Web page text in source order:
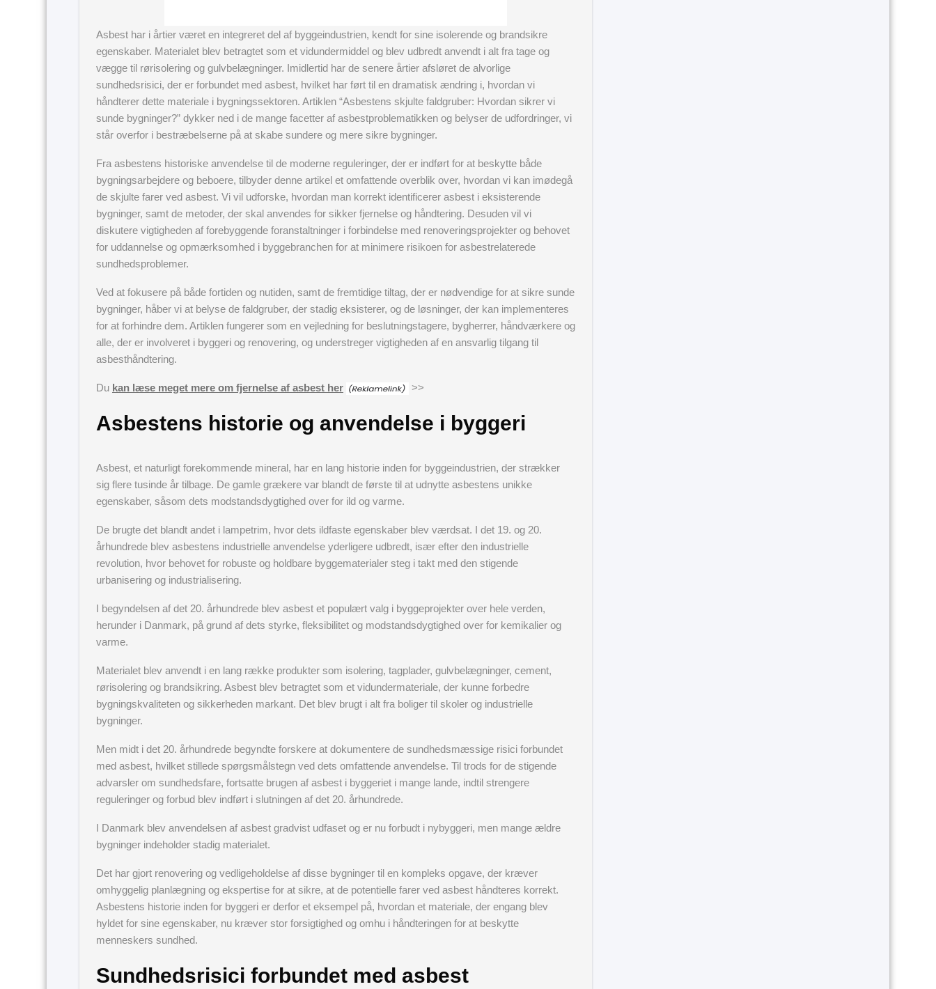
Asbest har i årtier været en integreret del af byggeindustrien, kendt for sine isolerende og brandsikre
egenskaber. Materialet blev betragtet som et vidundermiddel og blev udbredt anvendt i alt fra tage og
vægge til rørisolering og gulvbelægninger. Imidlertid har de senere årtier afsløret de alvorlige
sundhedsrisici, der er forbundet med asbest, hvilket har ført til en dramatisk ændring i, hvordan vi
håndterer dette materiale i bygningssektoren. Artiklen “Asbestens skjulte faldgruber: Hvordan sikrer vi
sunde bygninger?” dykker ned i de mange facetter af asbestproblematikken og belyser de udfordringer, vi
står overfor i bestræbelserne på at skabe sundere og mere sikre bygninger.
Fra asbestens historiske anvendelse til de moderne reguleringer, der er indført for at beskytte både
bygningsarbejdere og beboere, tilbyder denne artikel et omfattende overblik over, hvordan vi kan imødegå
de skjulte farer ved asbest. Vi vil udforske, hvordan man korrekt identificerer asbest i eksisterende
bygninger, samt de metoder, der skal anvendes for sikker fjernelse og håndtering. Desuden vil vi
diskutere vigtigheden af forebyggende foranstaltninger i forbindelse med renoveringsprojekter og behovet
for uddannelse og opmærksomhed i byggebranchen for at minimere risikoen for asbestrelaterede
sundhedsproblemer.
Ved at fokusere på både fortiden og nutiden, samt de fremtidige tiltag, der er nødvendige for at sikre sunde
bygninger, håber vi at belyse de faldgruber, der stadig eksisterer, og de løsninger, der kan implementeres
for at forhindre dem. Artiklen fungerer som en vejledning for beslutningstagere, bygherrer, håndværkere og
alle, der er involveret i byggeri og renovering, og understreger vigtigheden af en ansvarlig tilgang til
asbesthåndtering.
Du kan læse meget mere om fjernelse af asbest her >>
Asbestens historie og anvendelse i byggeri
Asbest, et naturligt forekommende mineral, har en lang historie inden for byggeindustrien, der strækker
sig flere tusinde år tilbage. De gamle grækere var blandt de første til at udnytte asbestens unikke
egenskaber, såsom dets modstandsdygtighed over for ild og varme.
De brugte det blandt andet i lampetrim, hvor dets ildfaste egenskaber blev værdsat. I det 19. og 20.
århundrede blev asbestens industrielle anvendelse yderligere udbredt, især efter den industrielle
revolution, hvor behovet for robuste og holdbare byggematerialer steg i takt med den stigende
urbanisering og industrialisering.
I begyndelsen af det 20. århundrede blev asbest et populært valg i byggeprojekter over hele verden,
herunder i Danmark, på grund af dets styrke, fleksibilitet og modstandsdygtighed over for kemikalier og
varme.
Materialet blev anvendt i en lang række produkter som isolering, tagplader, gulvbelægninger, cement,
rørisolering og brandsikring. Asbest blev betragtet som et vidundermateriale, der kunne forbedre
bygningskvaliteten og sikkerheden markant. Det blev brugt i alt fra boliger til skoler og industrielle
bygninger.
Men midt i det 20. århundrede begyndte forskere at dokumentere de sundhedsmæssige risici forbundet
med asbest, hvilket stillede spørgsmålstegn ved dets omfattende anvendelse. Til trods for de stigende
advarsler om sundhedsfare, fortsatte brugen af asbest i byggeriet i mange lande, indtil strengere
reguleringer og forbud blev indført i slutningen af det 20. århundrede.
I Danmark blev anvendelsen af asbest gradvist udfaset og er nu forbudt i nybyggeri, men mange ældre
bygninger indeholder stadig materialet.
Det har gjort renovering og vedligeholdelse af disse bygninger til en kompleks opgave, der kræver
omhyggelig planlægning og ekspertise for at sikre, at de potentielle farer ved asbest håndteres korrekt.
Asbestens historie inden for byggeri er derfor et eksempel på, hvordan et materiale, der engang blev
hyldet for sine egenskaber, nu kræver stor forsigtighed og omhu i håndteringen for at beskytte
menneskers sundhed.
Sundhedsrisici forbundet med asbest